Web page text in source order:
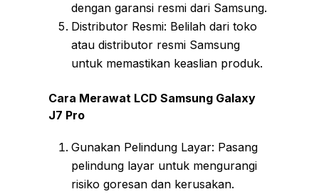
dengan garansi resmi dari Samsung.
Distributor Resmi: Belilah dari toko
atau distributor resmi Samsung
untuk memastikan keaslian produk.
Cara Merawat LCD Samsung Galaxy
J7 Pro
Gunakan Pelindung Layar: Pasang
pelindung layar untuk mengurangi
risiko goresan dan kerusakan.